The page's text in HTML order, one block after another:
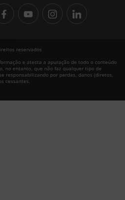
reservados
e atesta a apuração de todo o conteúdo
no entanto, que não faz qualquer tipo de
responsabilizando por perdas, danos (diretos,
cessantes.